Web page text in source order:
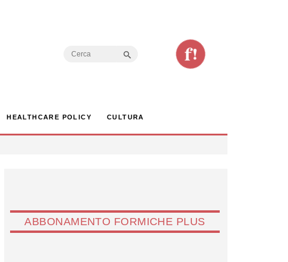
Search
HEALTHCARE POLICY CULTURA
ABBONAMENTO FORMICHE PLUS